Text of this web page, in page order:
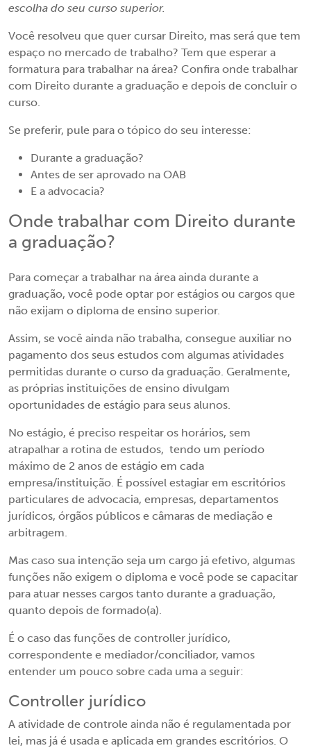
escolha do seu curso superior.
Você resolveu que quer cursar Direito, mas será que tem
espaço no mercado de trabalho? Tem que esperar a
formatura para trabalhar na área? Confira onde trabalhar
com Direito durante a graduação e depois de concluir o
curso.
Se preferir, pule para o tópico do seu interesse:
Durante a graduação?
Antes de ser aprovado na OAB
E a advocacia?
Onde trabalhar com Direito durante
a graduação?
Para começar a trabalhar na área ainda durante a
graduação, você pode optar por estágios ou cargos que
não exijam o diploma de ensino superior.
Assim, se você ainda não trabalha, consegue auxiliar no
pagamento dos seus estudos com algumas atividades
permitidas durante o curso da graduação. Geralmente,
as próprias instituições de ensino divulgam
oportunidades de estágio para seus alunos.
No estágio, é preciso respeitar os horários, sem
atrapalhar a rotina de estudos, tendo um período
máximo de 2 anos de estágio em cada
empresa/instituição. É possível estagiar em escritórios
particulares de advocacia, empresas, departamentos
jurídicos, órgãos públicos e câmaras de mediação e
arbitragem.
Mas caso sua intenção seja um cargo já efetivo, algumas
funções não exigem o diploma e você pode se capacitar
para atuar nesses cargos tanto durante a graduação,
quanto depois de formado(a).
É o caso das funções de controller jurídico,
correspondente e mediador/conciliador, vamos
entender um pouco sobre cada uma a seguir:
Controller jurídico
A atividade de controle ainda não é regulamentada por
lei, mas já é usada e aplicada em grandes escritórios. O